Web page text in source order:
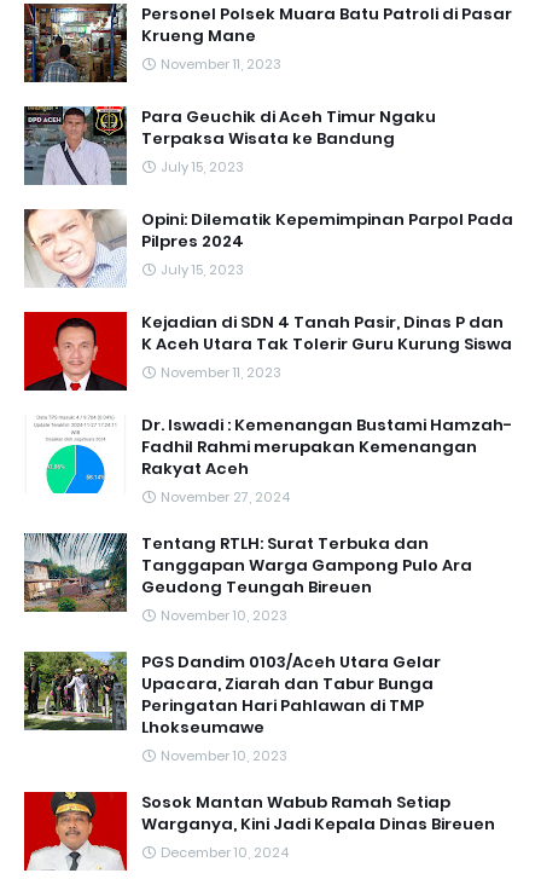
Personel Polsek Muara Batu Patroli di Pasar
Krueng Mane
November 11, 2023
Para Geuchik di Aceh Timur Ngaku
Terpaksa Wisata ke Bandung
July 15, 2023
Opini: Dilematik Kepemimpinan Parpol Pada
Pilpres 2024
July 15, 2023
Kejadian di SDN 4 Tanah Pasir, Dinas P dan
K Aceh Utara Tak Tolerir Guru Kurung Siswa
November 11, 2023
Dr. Iswadi : Kemenangan Bustami Hamzah-
Fadhil Rahmi merupakan Kemenangan
Rakyat Aceh
November 27, 2024
Tentang RTLH: Surat Terbuka dan
Tanggapan Warga Gampong Pulo Ara
Geudong Teungah Bireuen
November 10, 2023
PGS Dandim 0103/Aceh Utara Gelar
Upacara, Ziarah dan Tabur Bunga
Peringatan Hari Pahlawan di TMP
Lhokseumawe
November 10, 2023
Sosok Mantan Wabub Ramah Setiap
Warganya, Kini Jadi Kepala Dinas Bireuen
December 10, 2024